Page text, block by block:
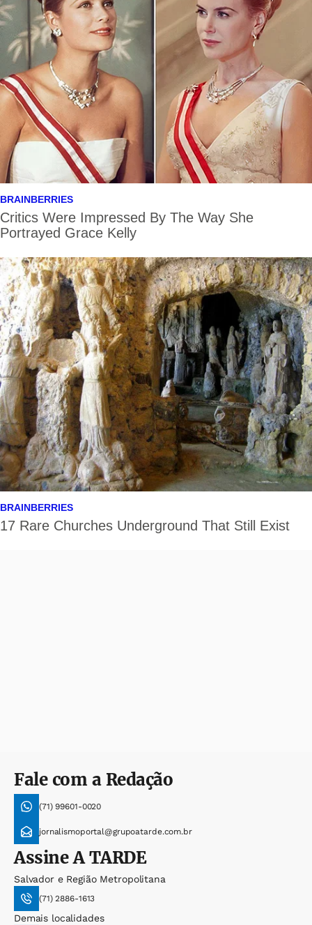
Fale com a Redação
(71) 99601-0020
jornalismoportal@grupoatarde.com.br
AssineA TARDE
Salvador e Região Metropolitana
(71) 2886-1613
Demais localidades